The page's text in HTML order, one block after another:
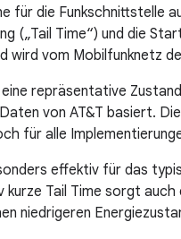
für die Funkschnittstelle
(„Tail Time“) und die
wird vom Mobilfunknetz
repräsentative
von AT&T basiert.
für alle
effektiv für das
Tail Time sorgt
niedrigeren